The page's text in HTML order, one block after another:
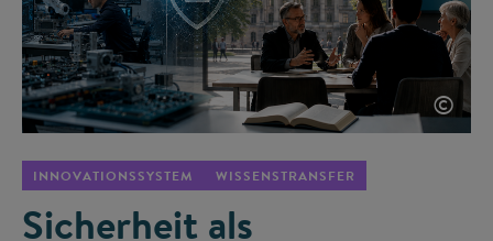
©
INNOVATIONSSYSTEM WISSENSTRANSFER
Sicherheit als